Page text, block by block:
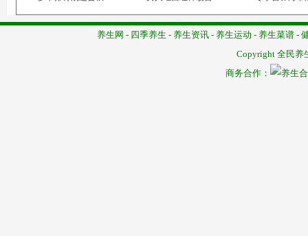
养生网 - 四季养生 - 养生资讯 - 养生运动 - 养生菜谱 -
Copyright 全民养
商务合作：